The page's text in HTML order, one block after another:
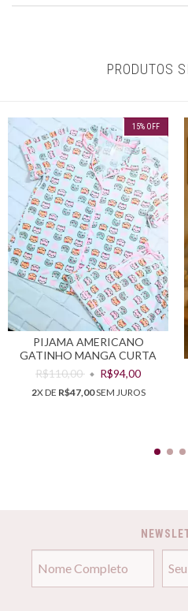
PRODUTOS
15% OFF
PIJAMA AMERICANO
GATINHO MANGA CURTA
R$110,00
R$94,00
2X DE R$47,00SEM JUROS